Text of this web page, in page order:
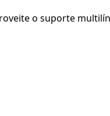
o suporte